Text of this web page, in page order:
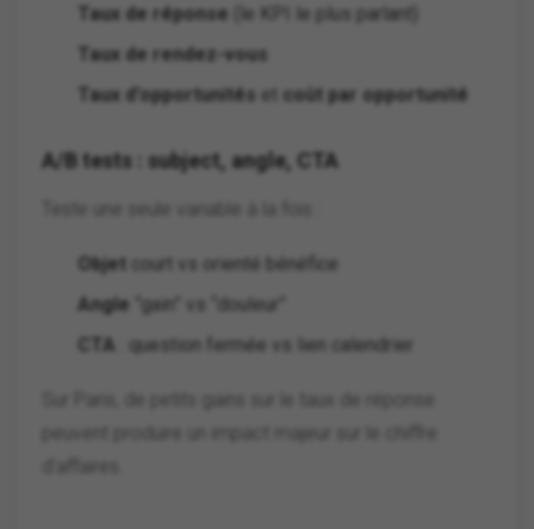
Taux de réponse (le KPI le plus parlant)
Taux de rendez-vous
Taux d’opportunités et coût par opportunité
A/B tests : subject, angle, CTA
Teste une seule variable à la fois :
Objet court vs orienté bénéfice
Angle “gain” vs “douleur”
CTA : question fermée vs lien calendrier
Sur Paris, de petits gains sur le taux de réponse